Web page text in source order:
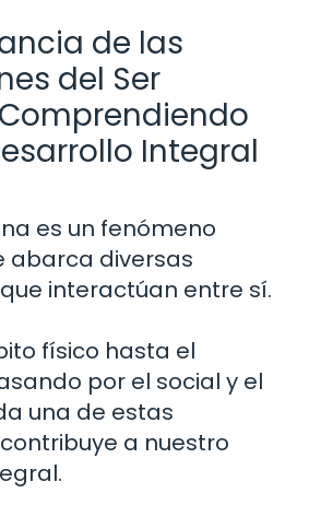
de las
del Ser
Integral
es un fenómeno
abarca diversas
interactúan entre sí.
físico hasta el
por el social y el
una de estas
a nuestro